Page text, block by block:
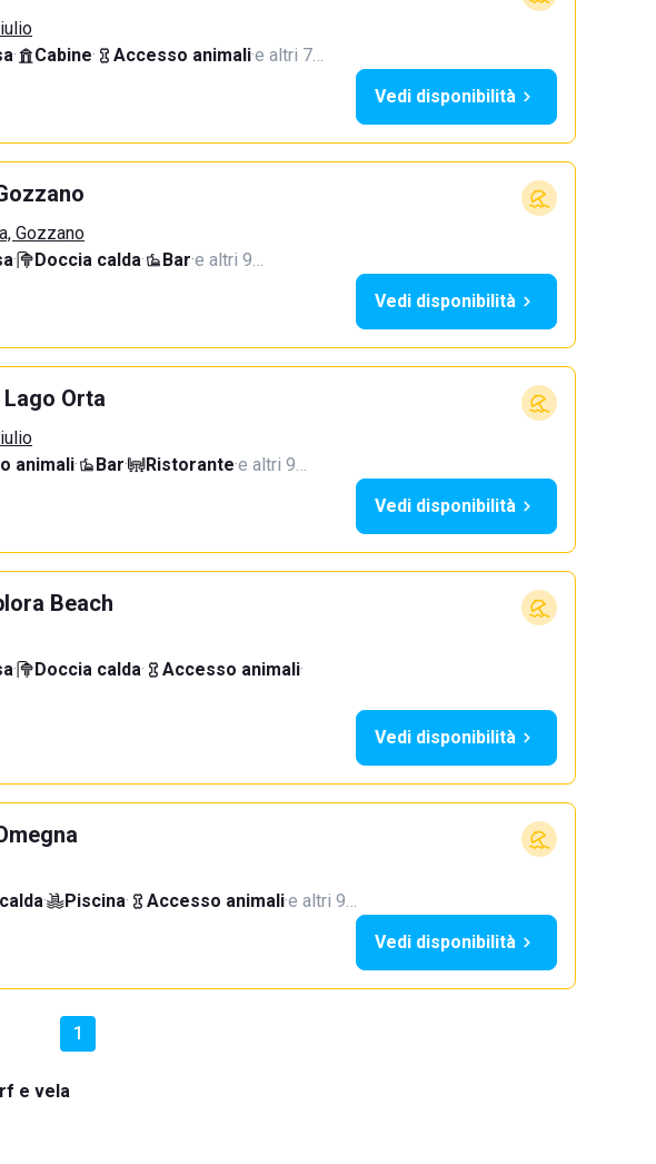
· Cabine· Accesso animali·e altri 7…
Vedi disponibilità
Gozzano
· Doccia calda· Bar·e altri 9…
Vedi disponibilità
Orta
animali· Bar· Ristorante·e altri 9…
Vedi disponibilità
Beach
· Doccia calda· Accesso animali·
Vedi disponibilità
· Piscina· Accesso animali·e altri 9…
Vedi disponibilità
1
e vela